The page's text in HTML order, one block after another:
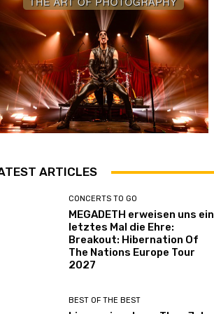
ARTICLES
CONCERTS TO GO
MEGADETH erweisen uns ein
letztes Mal die Ehre:
Breakout: Hibernation Of
The Nations Europe Tour
2027
BEST OF THE BEST